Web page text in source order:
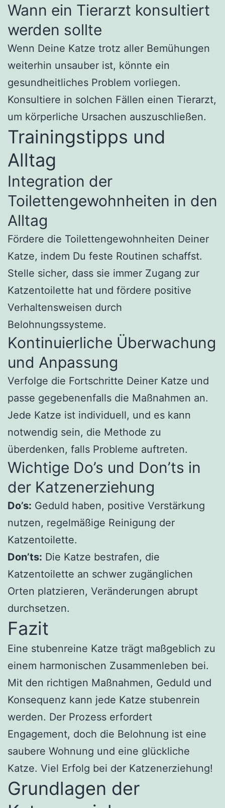
Wann ein Tierarzt konsultiert
werden sollte
Wenn Deine Katze trotz aller Bemühungen
weiterhin unsauber ist, könnte ein
gesundheitliches Problem vorliegen.
Konsultiere in solchen Fällen einen Tierarzt,
um körperliche Ursachen auszuschließen.
Trainingstipps und
Alltag
Integration der
Toilettengewohnheiten in den
Alltag
Fördere die Toilettengewohnheiten Deiner
Katze, indem Du feste Routinen schaffst.
Stelle sicher, dass sie immer Zugang zur
Katzentoilette hat und fördere positive
Verhaltensweisen durch
Belohnungssysteme.
Kontinuierliche Überwachung
und Anpassung
Verfolge die Fortschritte Deiner Katze und
passe gegebenenfalls die Maßnahmen an.
Jede Katze ist individuell, und es kann
notwendig sein, die Methode zu
überdenken, falls Probleme auftreten.
Wichtige Do’s und Don’ts in
der Katzenerziehung
Do’s: Geduld haben, positive Verstärkung
nutzen, regelmäßige Reinigung der
Katzentoilette.
Don’ts: Die Katze bestrafen, die
Katzentoilette an schwer zugänglichen
Orten platzieren, Veränderungen abrupt
durchsetzen.
Fazit
Eine stubenreine Katze trägt maßgeblich zu
einem harmonischen Zusammenleben bei.
Mit den richtigen Maßnahmen, Geduld und
Konsequenz kann jede Katze stubenrein
werden. Der Prozess erfordert
Engagement, doch die Belohnung ist eine
saubere Wohnung und eine glückliche
Katze. Viel Erfolg bei der Katzenerziehung!
Grundlagen der